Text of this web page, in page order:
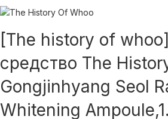
[The history of
средство The
Gongjinhyang Seol
Whitening